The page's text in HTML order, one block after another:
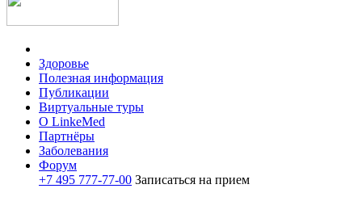
Здоровье
Полезная информация
Публикации
Виртуальные туры
О LinkeMed
Партнёры
Заболевания
Форум
+7 495 777-77-00 Записаться на прием